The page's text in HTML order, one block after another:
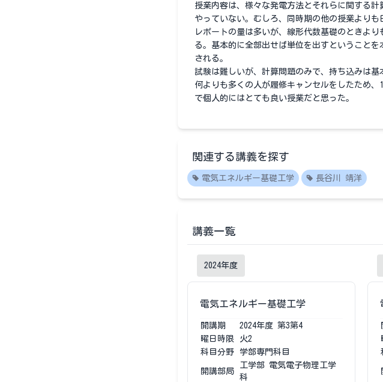
授業内容は、様々な発電方法とそれらに関する
やっていない。むしろ、同時期の他の授業より
レポートの量は多いが、線形代数基礎のときよ
る。基本的に全部出せば単位を出すということ
される。
試験は難しいが、計算問題のみで、持ち込みは
何よりも多くの人が履修キャンセルをしたため
で個人的にはとても良い授業だと思った。
関連する講義を探す
電気エネルギー基礎工学 長谷川 靖洋
講義一覧
2024年度
電気エネルギー基礎工学
開講期 2024年度 第3第4
曜日時限
火2
科目分野
学部専門科目
開講部局
工学部 電気電子物理工学
科